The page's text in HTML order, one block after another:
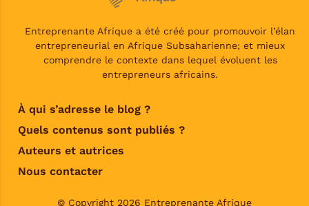
Entreprenante Afrique a été créé pour promouvoir l’élan
entrepreneurial en Afrique Subsaharienne; et mieux
comprendre le contexte dans lequel évoluent les
entrepreneurs africains.
À qui s’adresse le blog ?
Quels contenus sont publiés ?
Auteurs et autrices
Nous contacter
© Copyright 2026 Entreprenante Afrique